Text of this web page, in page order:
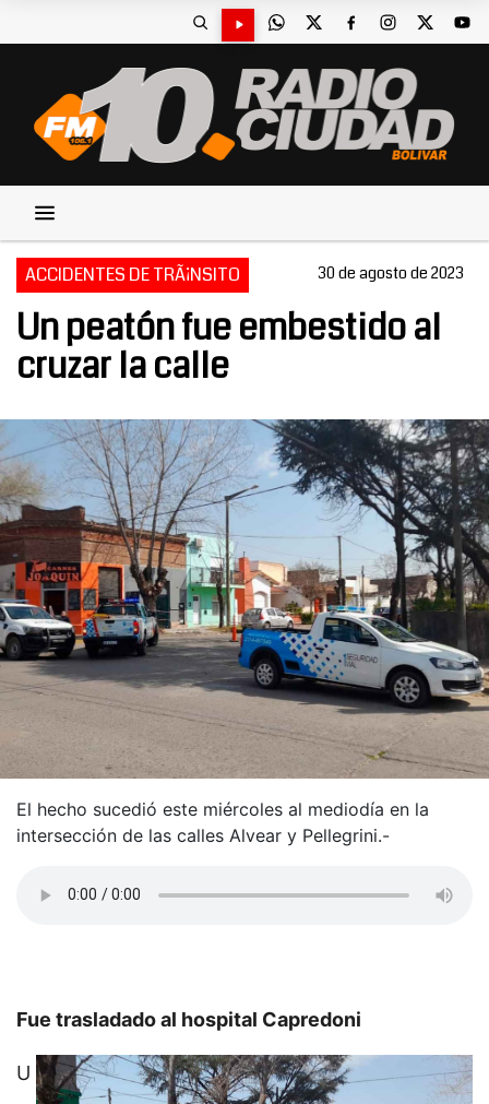
ACCIDENTES DE TRÃ¡NSITO 30 de agosto de 2023
Un peatón fue embestido al
cruzar la calle
El hecho sucedió este miércoles al mediodía en la
intersección de las calles Alvear y Pellegrini.-
Fue trasladado al hospital Capredoni
U